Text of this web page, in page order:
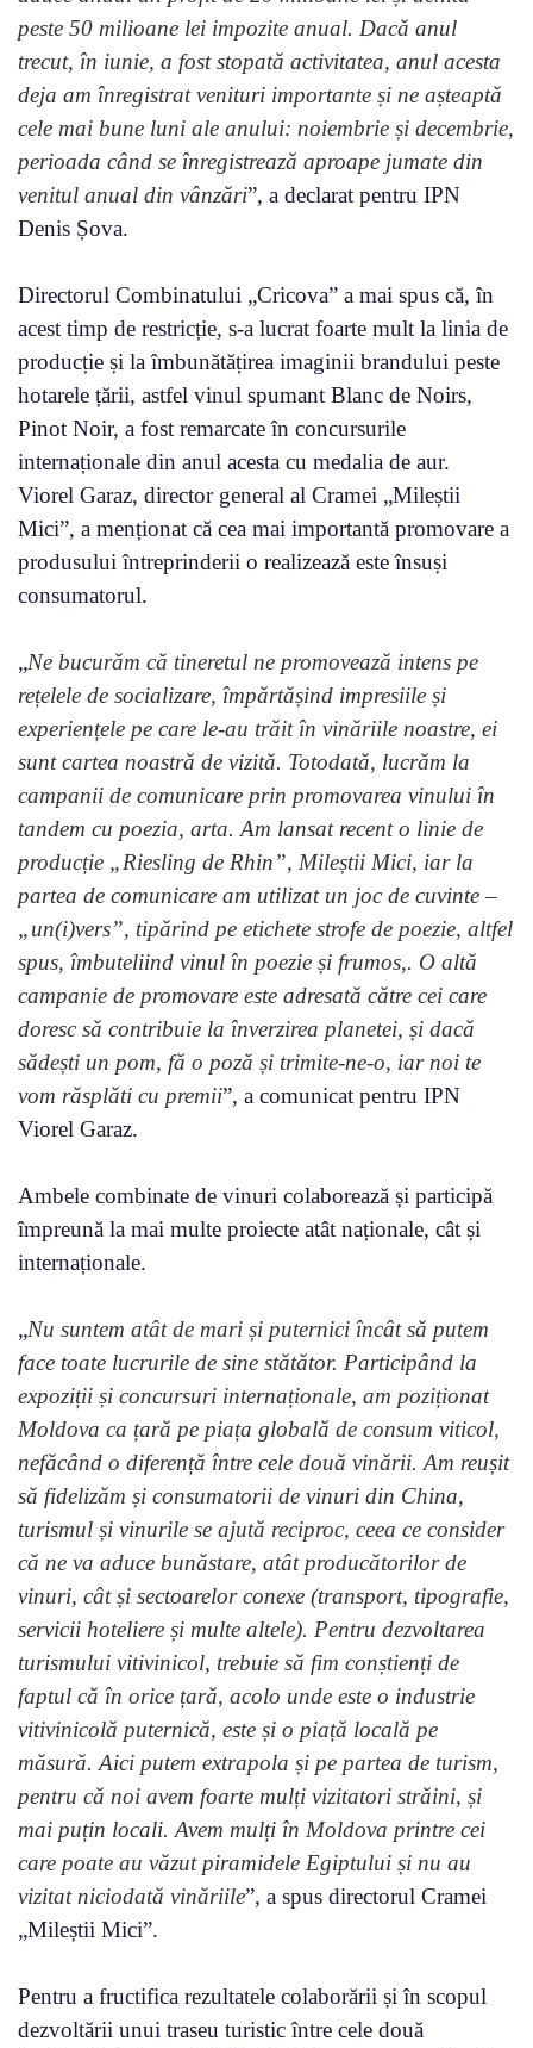
peste 50 milioane lei impozite anual. Dacă anul
trecut, în iunie, a fost stopată activitatea, anul acesta
deja am înregistrat venituri importante și ne așteaptă
cele mai bune luni ale anului: noiembrie și decembrie,
perioada când se înregistrează aproape jumate din
venitul anual din vânzări”, a declarat pentru IPN
Denis Șova.
Directorul Combinatului „Cricova” a mai spus că, în
acest timp de restricție, s-a lucrat foarte mult la linia de
producție și la îmbunătățirea imaginii brandului peste
hotarele țării, astfel vinul spumant Blanc de Noirs,
Pinot Noir, a fost remarcate în concursurile
internaționale din anul acesta cu medalia de aur.
Viorel Garaz, director general al Cramei „Mileștii
Mici”, a menționat că cea mai importantă promovare a
produsului întreprinderii o realizează este însuși
consumatorul.
„Ne bucurăm că tineretul ne promovează intens pe
rețelele de socializare, împărtășind impresiile și
experiențele pe care le-au trăit în vinăriile noastre, ei
sunt cartea noastră de vizită. Totodată, lucrăm la
campanii de comunicare prin promovarea vinului în
tandem cu poezia, arta. Am lansat recent o linie de
producție „Riesling de Rhin”, Mileștii Mici, iar la
partea de comunicare am utilizat un joc de cuvinte –
„un(i)vers”, tipărind pe etichete strofe de poezie, altfel
spus, îmbuteliind vinul în poezie și frumos,. O altă
campanie de promovare este adresată către cei care
doresc să contribuie la înverzirea planetei, și dacă
sădești un pom, fă o poză și trimite-ne-o, iar noi te
vom răsplăti cu premii”, a comunicat pentru IPN
Viorel Garaz.
Ambele combinate de vinuri colaborează și participă
împreună la mai multe proiecte atât naționale, cât și
internaționale.
„Nu suntem atât de mari și puternici încât să putem
face toate lucrurile de sine stătător. Participând la
expoziții și concursuri internaționale, am poziționat
Moldova ca țară pe piața globală de consum viticol,
nefăcând o diferență între cele două vinării. Am reușit
să fidelizăm și consumatorii de vinuri din China,
turismul și vinurile se ajută reciproc, ceea ce consider
că ne va aduce bunăstare, atât producătorilor de
vinuri, cât și sectoarelor conexe (transport, tipografie,
servicii hoteliere și multe altele). Pentru dezvoltarea
turismului vitivinicol, trebuie să fim conștienți de
faptul că în orice țară, acolo unde este o industrie
vitivinicolă puternică, este și o piață locală pe
măsură. Aici putem extrapola și pe partea de turism,
pentru că noi avem foarte mulți vizitatori străini, și
mai puțin locali. Avem mulți în Moldova printre cei
care poate au văzut piramidele Egiptului și nu au
vizitat niciodată vinăriile”, a spus directorul Cramei
„Mileștii Mici”.
Pentru a fructifica rezultatele colaborării și în scopul
dezvoltării unui traseu turistic între cele două